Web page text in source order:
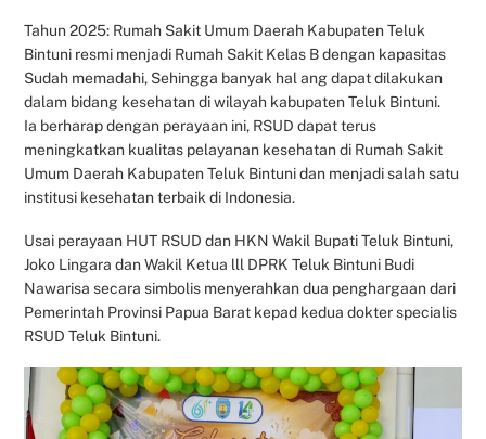
Tahun 2025: Rumah Sakit Umum Daerah Kabupaten Teluk
Bintuni resmi menjadi Rumah Sakit Kelas B dengan kapasitas
Sudah memadahi, Sehingga banyak hal ang dapat dilakukan
dalam bidang kesehatan di wilayah kabupaten Teluk Bintuni.
Ia berharap dengan perayaan ini, RSUD dapat terus
meningkatkan kualitas pelayanan kesehatan di Rumah Sakit
Umum Daerah Kabupaten Teluk Bintuni dan menjadi salah satu
institusi kesehatan terbaik di Indonesia.
Usai perayaan HUT RSUD dan HKN Wakil Bupati Teluk Bintuni,
Joko Lingara dan Wakil Ketua lll DPRK Teluk Bintuni Budi
Nawarisa secara simbolis menyerahkan dua penghargaan dari
Pemerintah Provinsi Papua Barat kepad kedua dokter specialis
RSUD Teluk Bintuni.